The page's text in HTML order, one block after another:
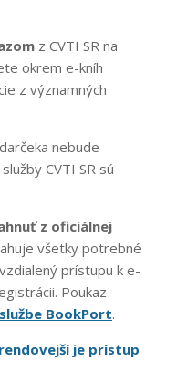
z CVTI SR na
okrem e-kníh
z významných
nebude
CVTI SR sú
z oficiálnej
všetky potrebné
prístupu k e-
Poukaz
BookPort.
je prístup